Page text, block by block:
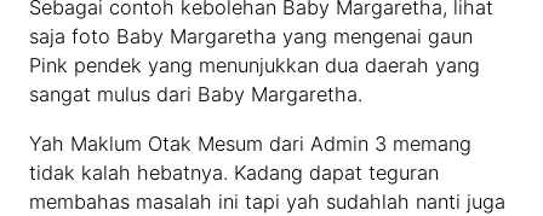
Sebagai contoh kebolehan Baby Margaretha, lihat
saja foto Baby Margaretha yang mengenai gaun
Pink pendek yang menunjukkan dua daerah yang
sangat mulus dari Baby Margaretha.
Yah Maklum Otak Mesum dari Admin 3 memang
tidak kalah hebatnya. Kadang dapat teguran
membahas masalah ini tapi yah sudahlah nanti juga